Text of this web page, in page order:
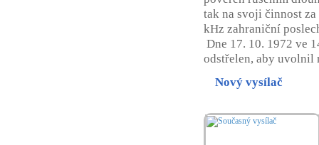
tak na svoji činnost
kHz zahraniční
Dne 17. 10. 1972 ve
odstřelen, aby uvolnil
Nový vysílač